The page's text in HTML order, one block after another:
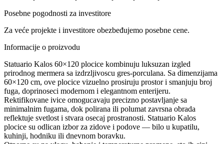
Posebne pogodnosti za investitore
Za veće projekte i investitore obezbeđujemo posebne cene.
Informacije o proizvodu
Statuario Kalos 60×120 plocice kombinuju luksuzan izgled
prirodnog mermera sa izdrzljivoscu gres-porculana. Sa dimenzijama
60×120 cm, ove plocice vizuelno prosiruju prostor i smanjuju broj
fuga, doprinoseci modernom i elegantnom enterijeru.
Rektifikovane ivice omogucavaju precizno postavljanje sa
minimalnim fugama, dok polirana ili polumat zavrsna obrada
reflektuje svetlost i stvara osecaj prostranosti. Statuario Kalos
plocice su odlican izbor za zidove i podove — bilo u kupatilu,
kuhinji, hodniku ili dnevnom boravku.